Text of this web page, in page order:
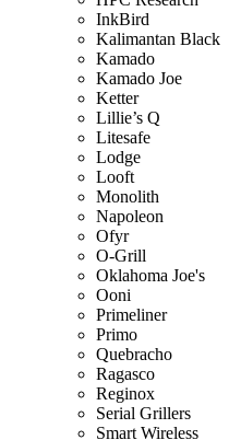
InkBird
Kalimantan Black
Kamado
Kamado Joe
Ketter
Lillie’s Q
Litesafe
Lodge
Looft
Monolith
Napoleon
Ofyr
O-Grill
Oklahoma Joe's
Ooni
Primeliner
Primo
Quebracho
Ragasco
Reginox
Serial Grillers
Smart Wireless